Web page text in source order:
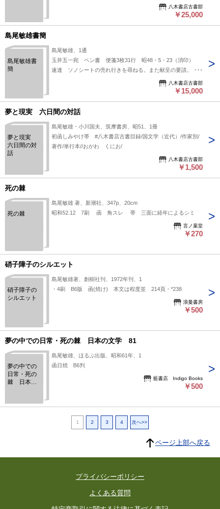
筒裏面に落書き。「私のつもりでは、あと島の民話、民謡のこ
と及び復帰運動史のようなものを書いて一先ず稿をとじたいと
地）新日本文学会 #八木書店近代自筆物/２.書簡類 #八木古
書2026年4月新蒐 95414100 ※自筆物につきましては、毎
月25日前後に新蒐品を追加しております。PDF形式で御覧に
yagi.co.jp/archives/news/10928 を参照ください。95号目録
（R8.1）以後の追加は「#八木古書2026」で検索できます。
八木書店古書部
￥25,000
島尾敏雄書簡
島尾敏雄書
簡
島尾敏雄、1通
玉井五一宛 ペン書 便箋3枚31行 昭48・5・23（消印）
速達 ソノシートの売れ行きを尋ねる。また献呈の要請。「そ
の後昔ばなしの売行きは如何ですか。またすみませんがあと十
冊（東北と奄美の昔ばなし）送ってくれませんか お願いしま
近代自筆物/２.書簡類 #八木古書2026年5月新蒐
を追加しております。PDF形式で御覧になりたい方は
https://company.books-yagi.co.jp/archives/news/10928 を参照
ください。95号目録（R8.1）以後の追加は「#八木古書2026」
八木書店古書部
￥15,000
夢と現実 六日間の対話
夢と現実
六日間の対
話
島尾敏雄・小川国夫、筑摩書房、昭51、1冊
初函しみやけ帯 #八木書店古書目録/国文学（近代）/作家別/
著作/単行本//おがわ くにお/
八木書店古書部
￥1,500
死の棘
死の棘
島尾敏雄 著、新潮社、347p、20cm
昭和52.12 7刷 函 角スレ 帯 三面に経年によるシミ
言ノ葉堂
￥270
硝子障子のシルエット
硝子障子の
シルエット
島尾敏雄著、創樹社刊、1972年刊、1
・4刷 B6版 函(焼け) 本文は程度並 214頁・*238
浪曼書房
￥500
夢の中での日常・死の棘 日本の文学 81
夢の中での
日常・死の
棘 日本の
島尾敏雄、ほるぷ出版、昭和61年、1
函日焼 B6判
藍書店 Indigo Books
￥500
1 2 3 4 次へ>>
ページ上部へ戻る
プライバシーポリシー
よくある質問